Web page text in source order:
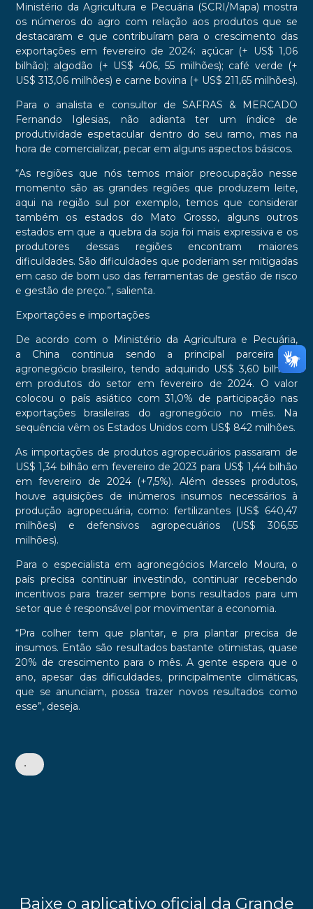
Ministério da Agricultura e Pecuária (SCRI/Mapa) mostra
os números do agro com relação aos produtos que se
destacaram e que contribuíram para o crescimento das
exportações em fevereiro de 2024: açúcar (+ US$ 1,06
bilhão); algodão (+ US$ 406, 55 milhões); café verde (+
US$ 313,06 milhões) e carne bovina (+ US$ 211,65 milhões).
Para o analista e consultor de SAFRAS & MERCADO
Fernando Iglesias, não adianta ter um índice de
produtividade espetacular dentro do seu ramo, mas na
hora de comercializar, pecar em alguns aspectos básicos.
“As regiões que nós temos maior preocupação nesse
momento são as grandes regiões que produzem leite,
aqui na região sul por exemplo, temos que considerar
também os estados do Mato Grosso, alguns outros
estados em que a quebra da soja foi mais expressiva e os
produtores dessas regiões encontram maiores
dificuldades. São dificuldades que poderiam ser mitigadas
em caso de bom uso das ferramentas de gestão de risco
e gestão de preço.”, salienta.
Exportações e importações
De acordo com o Ministério da Agricultura e Pecuária,
a China continua sendo a principal parceira do
agronegócio brasileiro, tendo adquirido US$ 3,60 bilhões
em produtos do setor em fevereiro de 2024. O valor
colocou o país asiático com 31,0% de participação nas
exportações brasileiras do agronegócio no mês. Na
sequência vêm os Estados Unidos com US$ 842 milhões.
As importações de produtos agropecuários passaram de
US$ 1,34 bilhão em fevereiro de 2023 para US$ 1,44 bilhão
em fevereiro de 2024 (+7,5%). Além desses produtos,
houve aquisições de inúmeros insumos necessários à
produção agropecuária, como: fertilizantes (US$ 640,47
milhões) e defensivos agropecuários (US$ 306,55
milhões).
Para o especialista em agronegócios Marcelo Moura, o
país precisa continuar investindo, continuar recebendo
incentivos para trazer sempre bons resultados para um
setor que é responsável por movimentar a economia.
“Pra colher tem que plantar, e pra plantar precisa de
insumos. Então são resultados bastante otimistas, quase
20% de crescimento para o mês. A gente espera que o
ano, apesar das dificuldades, principalmente climáticas,
que se anunciam, possa trazer novos resultados como
esse”, deseja.
•
Baixe o aplicativo oficial da Grande